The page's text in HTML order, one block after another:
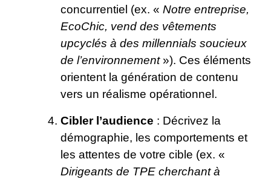
concurrentiel (ex. « Notre entreprise,
EcoChic, vend des vêtements
upcyclés à des millennials soucieux
de l’environnement»). Ces éléments
orientent la génération de contenu
vers un réalisme opérationnel.
Cibler l’audience : Décrivez la
démographie, les comportements et
les attentes de votre cible (ex. «
Dirigeants de TPE cherchant à